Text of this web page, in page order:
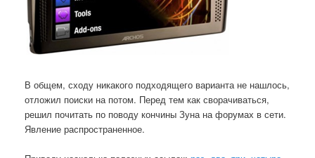
В общем, сходу никакого подходящего варианта не нашлось,
отложил поиски на потом. Перед тем как сворачиваться,
решил почитать по поводу кончины Зуна на форумах в сети.
Явление распространенное.